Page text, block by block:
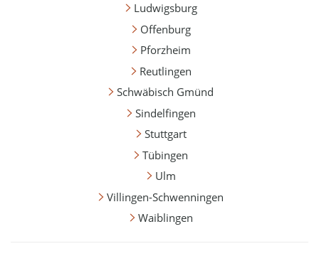
Ludwigsburg
Offenburg
Pforzheim
Reutlingen
Schwäbisch Gmünd
Sindelfingen
Stuttgart
Tübingen
Ulm
Villingen-Schwenningen
Waiblingen